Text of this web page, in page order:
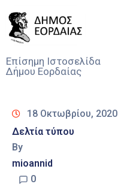
Επίσημη Ιστοσελίδα
Δήμου Εορδαίας
Νέα
Υπηρεσίες
Του
Δήμου
18 Οκτωβρίου, 2020
Δελτία τύπου
By
mioannid
0